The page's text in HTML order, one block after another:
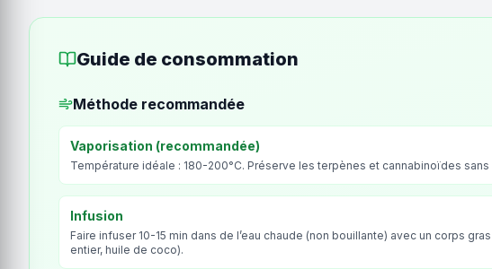
Guide de consommation
Méthode recommandée
Vaporisation (recommandée)
Température idéale : 180-200°C. Préserve les terpènes et cannabinoïdes
Infusion
Faire infuser 10-15 min dans de l’eau chaude (non bouillante) avec un corps
entier, huile de coco).